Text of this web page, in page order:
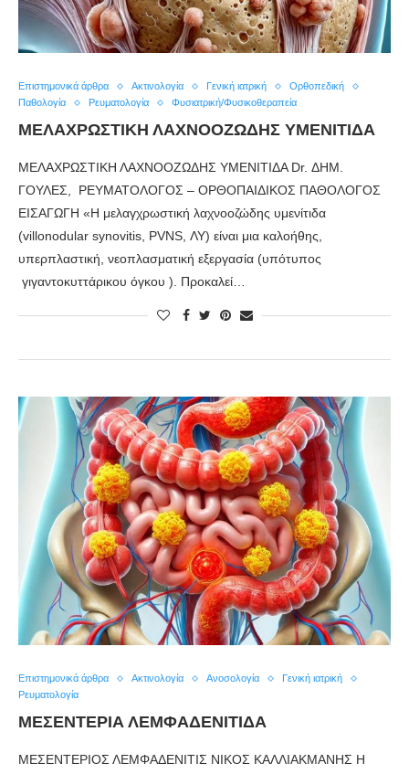
Επιστημονικά άρθρα Ακτινολογία Γενική ιατρική
Ορθοπεδική
Παθολογία
Ρευματολογία Φυσιατρική/Φυσικοθεραπεία
ΜΕΛΑΧΡΩΣΤΙΚΗ ΛΑΧΝΟΟΖΩΔΗΣ ΥΜΕΝΙΤΙΔΑ
ΜΕΛΑΧΡΩΣΤΙΚΗ ΛΑΧΝΟΟΖΩΔΗΣ ΥΜΕΝΙΤΙΔΑ Dr. ΔΗΜ.
ΓΟΥΛΕΣ, ΡΕΥΜΑΤΟΛΟΓΟΣ – ΟΡΘΟΠΑΙΔΙΚΟΣ ΠΑΘΟΛΟΓΟΣ
ΕΙΣΑΓΩΓΗ «Η μελαγχρωστική λαχνοοζώδης υμενίτιδα
(villonodular synovitis, PVNS, ΛΥ) είναι μια καλοήθης,
υπερπλαστική, νεοπλασματική εξεργασία (υπότυπος
γιγαντοκυττάρικου όγκου ). Προκαλεί…
Επιστημονικά άρθρα Ακτινολογία Ανοσολογία
Γενική ιατρική
Ρευματολογία
ΜΕΣΕΝΤΕΡΙΑ ΛΕΜΦΑΔΕΝΙΤΙΔΑ
ΜΕΣΕΝΤΕΡΙΟΣ ΛΕΜΦΑΔΕΝΙΤΙΣ ΝΙΚΟΣ ΚΑΛΛΙΑΚΜΑΝΗΣ Η